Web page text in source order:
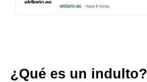
¿Qué es un indulto?